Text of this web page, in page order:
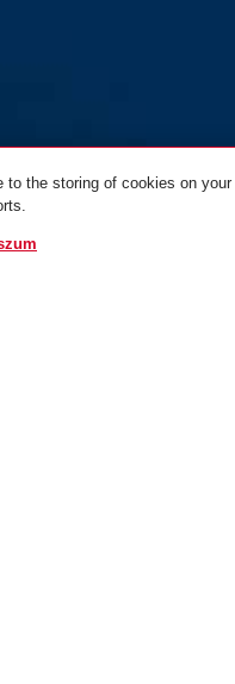
120
to the storing of cookies on